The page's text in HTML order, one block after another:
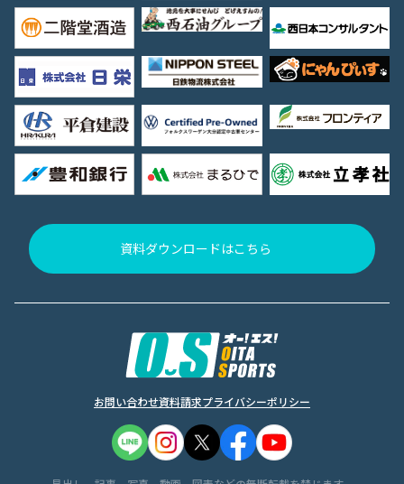
資料ダウンロードはこちら
お問い合わせ資料請求プライバシーポリシー